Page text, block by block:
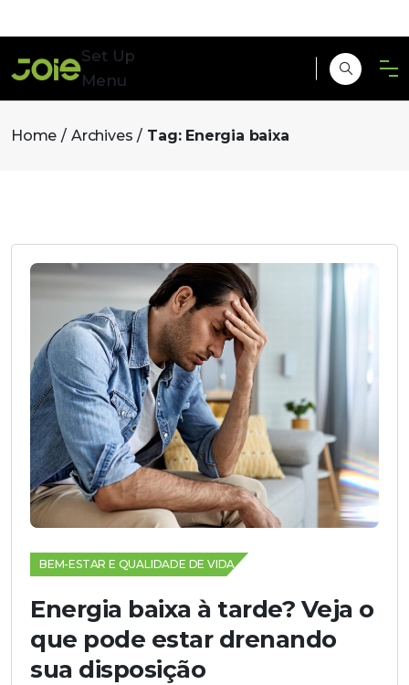
Set Up
Menu
Home Archives Tag: Energia baixa
BEM-ESTAR E QUALIDADE DE VIDA
Energia baixa à tarde? Veja o
que pode estar drenando
sua disposição